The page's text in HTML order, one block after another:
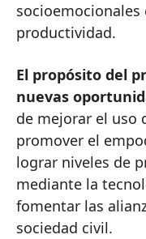
socioemocionales
productividad.
El propósito del
nuevas
de mejorar el uso
promover el
lograr niveles de
mediante la
fomentar las
sociedad civil.